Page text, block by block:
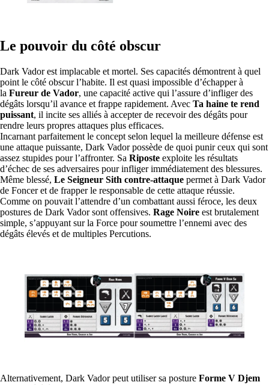
Le pouvoir du côté obscur
Dark Vador est implacable et mortel. Ses capacités démontrent à quel
point le côté obscur l’habite. Il est quasi impossible d’échapper à
la Fureur de Vador, une capacité active qui l’assure d’infliger des
dégâts lorsqu’il avance et frappe rapidement. Avec Ta haine te rend
puissant, il incite ses alliés à accepter de recevoir des dégâts pour
rendre leurs propres attaques plus efficaces.
Incarnant parfaitement le concept selon lequel la meilleure défense est
une attaque puissante, Dark Vador possède de quoi punir ceux qui sont
assez stupides pour l’affronter. Sa Riposte exploite les résultats
d’échec de ses adversaires pour infliger immédiatement des blessures.
Même blessé, Le Seigneur Sith contre-attaque permet à Dark Vador
de Foncer et de frapper le responsable de cette attaque réussie.
Comme on pouvait l’attendre d’un combattant aussi féroce, les deux
postures de Dark Vador sont offensives. Rage Noire est brutalement
simple, s’appuyant sur la Force pour soumettre l’ennemi avec des
dégâts élevés et de multiples Percutions.
Alternativement, Dark Vador peut utiliser sa posture Forme V Djem